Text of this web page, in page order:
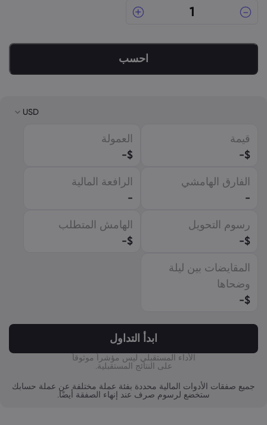
احسب
USD
قيمة
$
-
العمولة
$
-
الفارق الهامشي
-
الرافعة المالية
-
رسوم التحويل
$
-
الهامش المتطلب
$
-
المقايضات بين ليلة
وضحاها
$
-
ابدأ التداول
الأداء المستقبلي ليس مؤشراً موثوقاً
على النتائج المستقبلية.
جميع صفقات الأدوات المالية محددة بفئة عملة مختلفة عن عملة حسابك
ستخضع لرسوم صرف عند إنهاء الصفقة أيضًا.